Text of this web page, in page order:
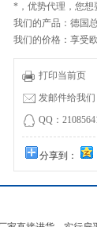
*，优势代理，您想
我们的产品：德国
我们的价格：享受
进口正品BAUMER
打印当前页
发邮件给我们
QQ：
分享到：